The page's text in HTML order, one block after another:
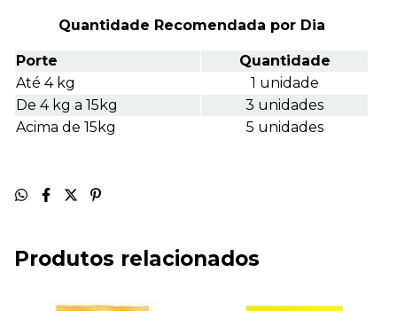
Quantidade Recomendada por Dia
Porte
Quantidade
Até 4 kg
1 unidade
De 4 kg a 15kg
3 unidades
Acima de 15kg
5 unidades
Produtos relacionados